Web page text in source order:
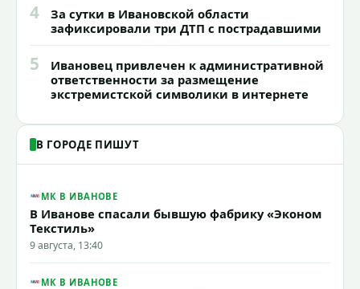
4
За сутки в Ивановской области
зафиксировали три ДТП с пострадавшими
5
Ивановец привлечен к административной
ответственности за размещение
экстремистской символики в интернете
В ГОРОДЕ ПИШУТ
МК В ИВАНОВЕ
В Иванове спасали бывшую фабрику «Эконом
Текстиль»
9 августа, 13:40
МК В ИВАНОВЕ